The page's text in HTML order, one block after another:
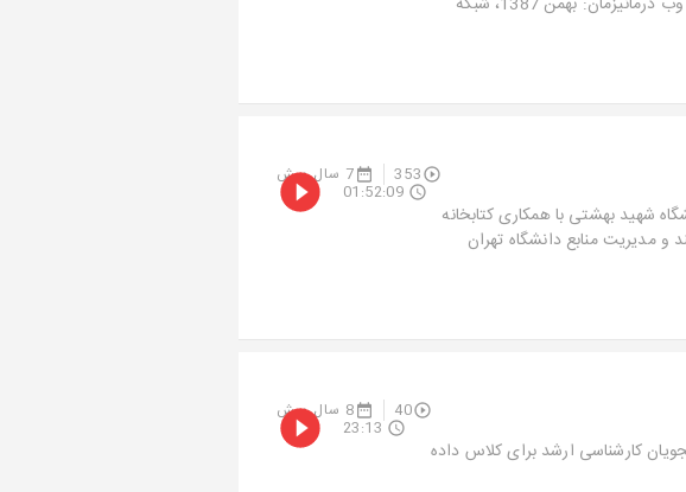
353 7 سال پیش
شهید بهشتی با همکاری کتابخانه
و مدیریت منابع دانشگاه تهران
01:52:09
40 8 سال پیش
کارشناسی ارشد برای کلاس داده
23:13